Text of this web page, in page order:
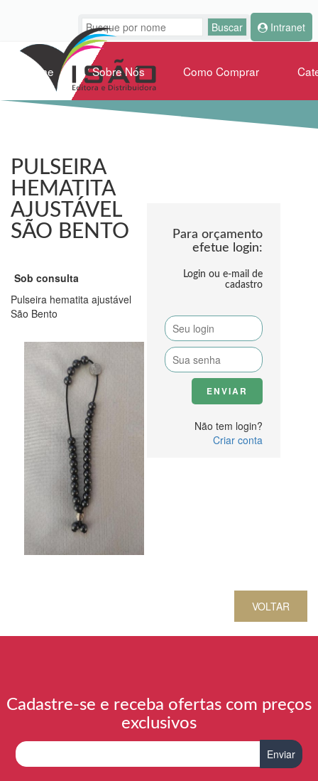
Intranet
Home Sobre Nós Como Comprar
PULSEIRA
HEMATITA
AJUSTÁVEL
SÃO BENTO
Sob consulta
Pulseira hematita ajustável
São Bento
Para orçamento
efetue login:
Login ou e-mail de
cadastro
Não tem login?
Criar conta
VOLTAR
Cadastre-se e receba ofertas com preços
exclusivos